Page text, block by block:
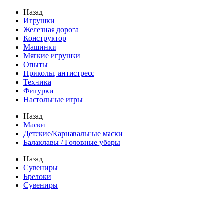
Назад
Игрушки
Железная дорога
Конструктор
Машинки
Мягкие игрушки
Опыты
Приколы, антистресс
Техника
Фигурки
Настольные игры
Назад
Маски
Детские/Карнавальные маски
Балаклавы / Головные уборы
Назад
Сувениры
Брелоки
Сувениры